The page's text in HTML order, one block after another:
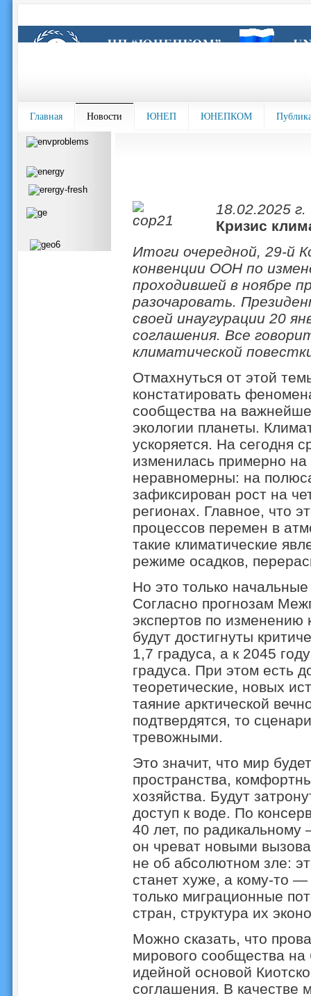
Главная Новости ЮНЕП ЮНЕПКОМ
18.02.2025 г.
Кризис
Итоги очередной, 29-й
конвенции ООН по
проходившей в ноябре
разочаровать.
своей инаугурации 20
соглашения. Все
климатической
Отмахнуться от этой
констатировать
сообщества на
экологии планеты.
ускоряется. На сегодня
изменилась примерно
неравномерны: на
зафиксирован рост на
регионах. Главное, что
процессов перемен в
такие климатические
режиме осадков,
Но это только
Согласно прогнозам
экспертов по изменению
будут достигнуты
1,7 градуса, а к 2045
градуса. При этом есть
теоретические, новых
таяние арктической
подтвердятся, то
тревожными.
Это значит, что мир
пространства,
хозяйства. Будут
доступ к воде. По
40 лет, по радикальному
он чреват новыми
не об абсолютном зле:
станет хуже, а кому-то
только миграционные
стран, структура их
Можно сказать, что
мирового сообщества
идейной основой
соглашения. В качестве